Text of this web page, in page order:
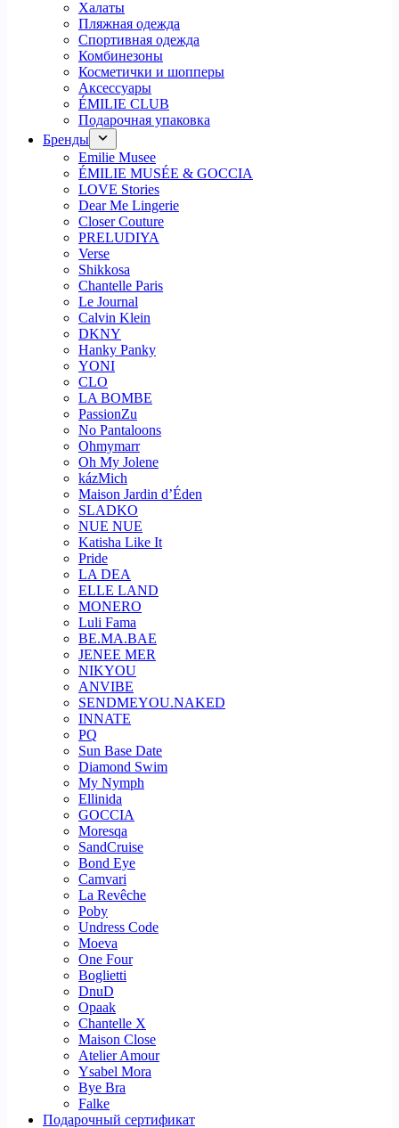
Халаты
Пляжная одежда
Спортивная одежда
Комбинезоны
Косметички и шопперы
Аксессуары
ÉMILIE CLUB
Подарочная упаковка
Бренды
Emilie Musee
ÉMILIE MUSÉE & GOCCIA
LOVE Stories
Dear Me Lingerie
Closer Couture
PRELUDIYA
Verse
Shikkosa
Chantelle Paris
Le Journal
Calvin Klein
DKNY
Hanky Panky
YONI
CLO
LA BOMBE
PassionZu
No Pantaloons
Ohmymarr
Oh My Jolene
kázMich
Maison Jardin d’Éden
SLADKO
NUE NUE
Katisha Like It
Pride
LA DEA
ELLE LAND
MONERO
Luli Fama
BE.MA.BAE
JENEE MER
NIKYOU
ANVIBE
SENDMEYOU.NAKED
INNATE
PQ
Sun Base Date
Diamond Swim
My Nymph
Ellinida
GOCCIA
Moresqa
SandCruise
Bond Eye
Camvari
La Revêche
Poby
Undress Code
Moeva
One Four
Boglietti
DnuD
Opaak
Chantelle X
Maison Close
Atelier Amour
Ysabel Mora
Bye Bra
Falke
Подарочный сертификат